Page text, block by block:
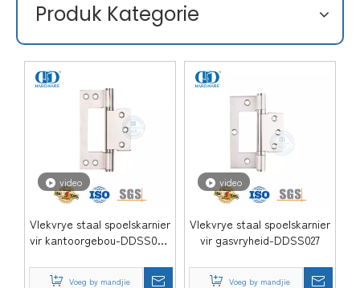
Produk Kategorie
video
Vlekvrye staal spoelskarnier
vir kantoorgebou-DDSS027-
Voeg by mandjie
video
Vlekvrye staal spoelskarnier
vir gasvryheid-DDSS027
Voeg by mandjie